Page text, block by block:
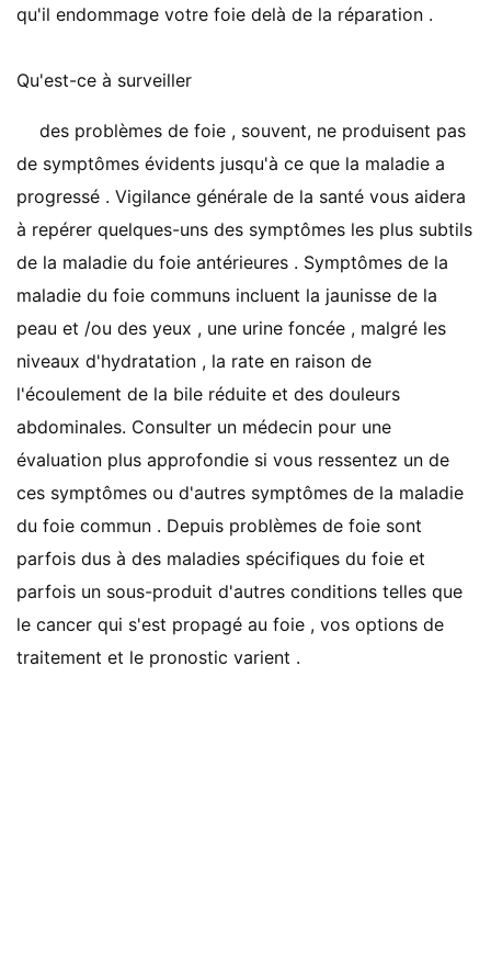
qu'il endommage votre foie delà de la réparation .
Qu'est-ce à surveiller
des problèmes de foie , souvent, ne produisent pas
de symptômes évidents jusqu'à ce que la maladie a
progressé . Vigilance générale de la santé vous aidera
à repérer quelques-uns des symptômes les plus subtils
de la maladie du foie antérieures . Symptômes de la
maladie du foie communs incluent la jaunisse de la
peau et /ou des yeux , une urine foncée , malgré les
niveaux d'hydratation , la rate en raison de
l'écoulement de la bile réduite et des douleurs
abdominales. Consulter un médecin pour une
évaluation plus approfondie si vous ressentez un de
ces symptômes ou d'autres symptômes de la maladie
du foie commun . Depuis problèmes de foie sont
parfois dus à des maladies spécifiques du foie et
parfois un sous-produit d'autres conditions telles que
le cancer qui s'est propagé au foie , vos options de
traitement et le pronostic varient .